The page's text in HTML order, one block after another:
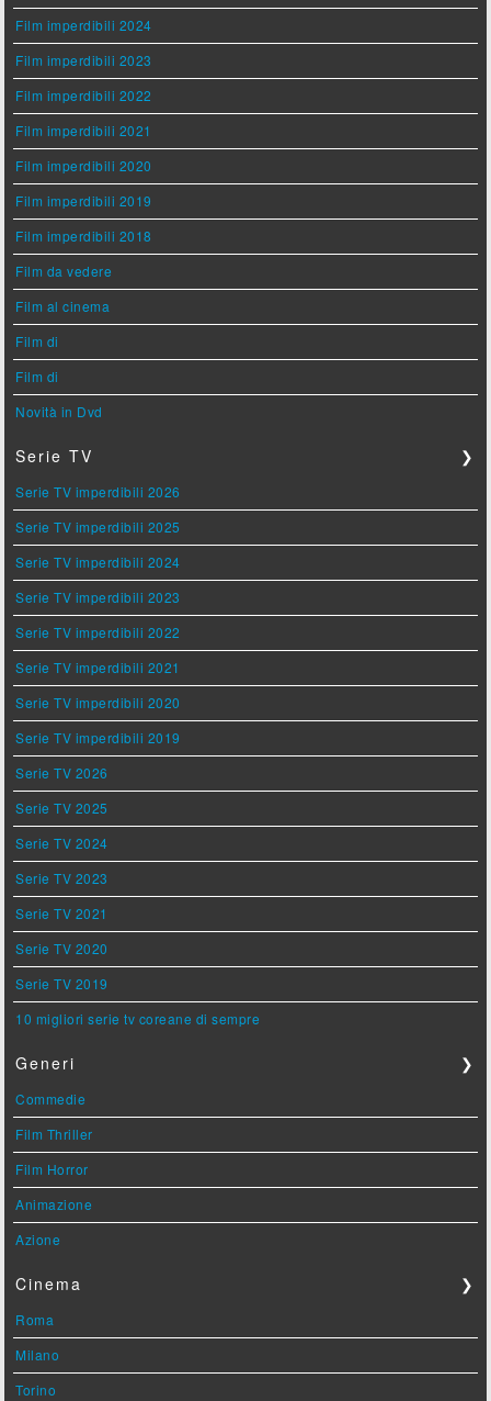
Film imperdibili 2024
Film imperdibili 2023
Film imperdibili 2022
Film imperdibili 2021
Film imperdibili 2020
Film imperdibili 2019
Film imperdibili 2018
Film da vedere
Film al cinema
Film di
Film di
Novità in Dvd
Serie TV ❯
Serie TV imperdibili 2026
Serie TV imperdibili 2025
Serie TV imperdibili 2024
Serie TV imperdibili 2023
Serie TV imperdibili 2022
Serie TV imperdibili 2021
Serie TV imperdibili 2020
Serie TV imperdibili 2019
Serie TV 2026
Serie TV 2025
Serie TV 2024
Serie TV 2023
Serie TV 2021
Serie TV 2020
Serie TV 2019
10 migliori serie tv coreane di sempre
Generi ❯
Commedie
Film Thriller
Film Horror
Animazione
Azione
Cinema ❯
Roma
Milano
Torino